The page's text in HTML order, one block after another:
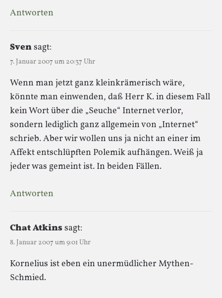
Antworten
Svensagt:
7. Januar 2007 um 20:37 Uhr
Wenn man jetzt ganz kleinkrämerisch wäre,
könnte man einwenden, daß Herr K. in diesem Fall
kein Wort über die „Seuche“ Internet verlor,
sondern lediglich ganz allgemein von „Internet“
schrieb. Aber wir wollen uns ja nicht an einer im
Affekt entschlüpften Polemik aufhängen. Weiß ja
jeder was gemeint ist. In beiden Fällen.
Antworten
Chat Atkinssagt:
8. Januar 2007 um 9:01 Uhr
Kornelius ist eben ein unermüdlicher Mythen-
Schmied.